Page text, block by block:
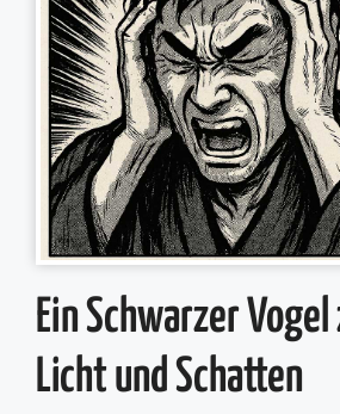
Ein Schwarzer
Licht und Schatten